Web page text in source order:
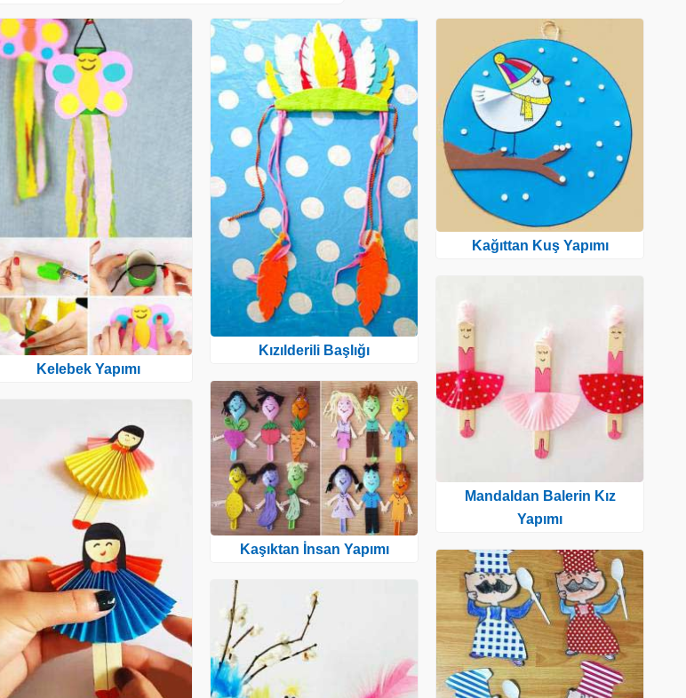
Kelebek Yapımı
Kızılderili Başlığı
Kaşıktan İnsan Yapımı
Kağıttan Kuş Yapımı
Mandaldan Balerin Kız
Yapımı